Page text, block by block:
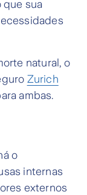
que sua
natural, o
Zurich
ambas.
o
internas
externos